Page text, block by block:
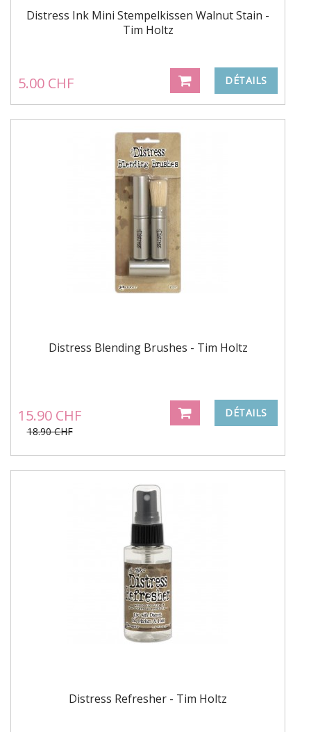
Distress Ink Mini Stempelkissen Walnut Stain -
Tim Holtz
5.00 CHF DÉTAILS
Distress Blending Brushes - Tim Holtz
15.90 CHF
18.90 CHF
DÉTAILS
Distress Refresher - Tim Holtz